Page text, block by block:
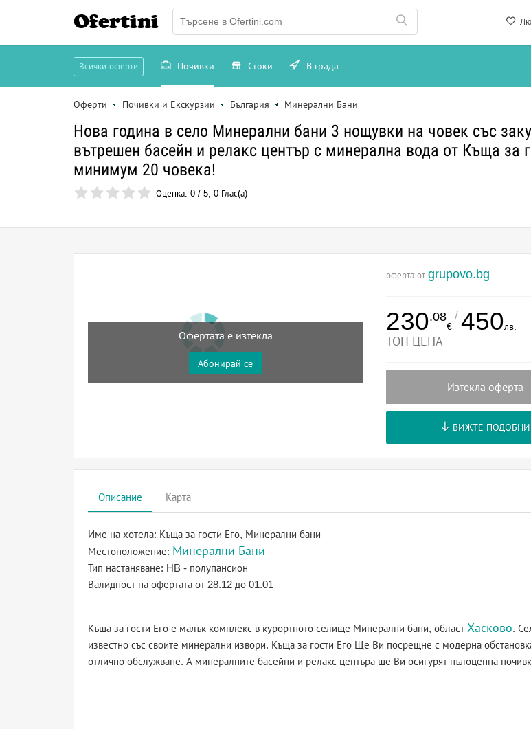
Ofertini
Всички оферти Почивки Стоки В града
Оферти Почивки и Екскурзии България Минерални Бани
Нова година в село Минерални бани 3 нощувки на човек със
вътрешен басейн и релакс център с минерална вода от Къща за
минимум 20 човека!
Оценка: 0 / 5, 0 Глас(а)
Офертата е изтекла
Абонирай се
оферта от grupovo.bg
230.08
€
/ 450лв.
ТОП ЦЕНА
Изтекла оферта
ВИЖТЕ ПОДОБНИ
Описание Карта
Име на хотела: Къща за гости Его, Минерални бани
Местоположение: Минерални Бани
Тип настаняване: HB - полупансион
Валидност на офертата от 28.12 до 01.01
Къща за гости Его е малък комплекс в курортното селище Минерални бани, област Хасково.
известно със своите минерални извори. Къща за гости Его Ще Ви посрещне с модерна
отлично обслужване. А минералните басейни и релакс центъра ще Ви осигурят пълоценна